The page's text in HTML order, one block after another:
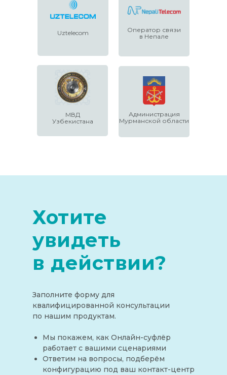
Администрация
Мурманской области
Uztelecom
Оператор связи
в Непале
МВД
Узбекистана
Хотите
увидеть
в действии?
Заполните форму для
квалифицированной консультации
по нашим продуктам.
Мы покажем, как Онлайн-суфлёр
работает с вашими сценариями
Ответим на вопросы, подберём
конфигурацию под ваш контакт-центр